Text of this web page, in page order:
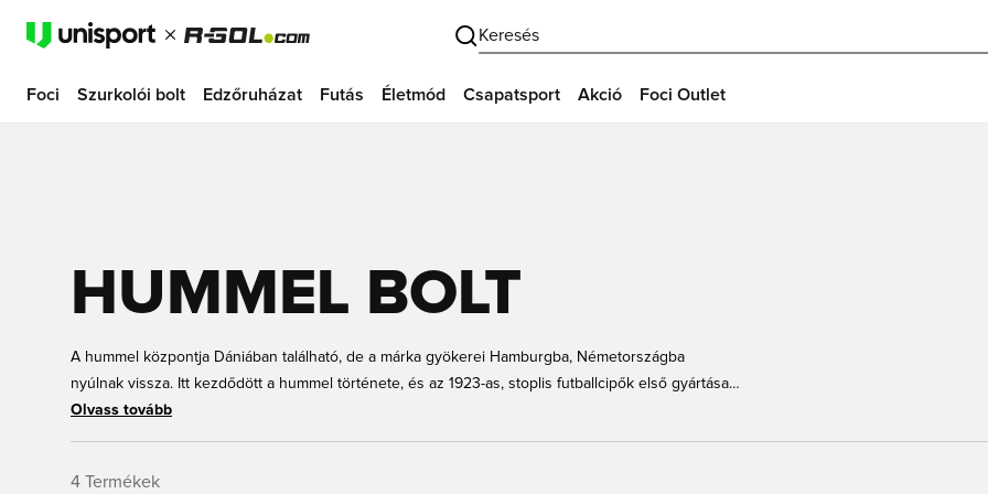
Keresés
Foci Szurkolói bolt Edzőruházat Futás Életmód Csapatsport Akció Foci Outlet
HUMMEL BOLT
A hummel központja Dániában található, de a márka gyökerei Hamburgba, Németországba
nyúlnak vissza. Itt kezdődött a hummel története, és az 1923-as, stoplis futballcipők első gyártása
óta a hummel egyenes vonalú dizájnokkal és merész színkombinációkkal jellemezhető sport- és
és még sokan mások!
Olvass tovább
4 Termékek